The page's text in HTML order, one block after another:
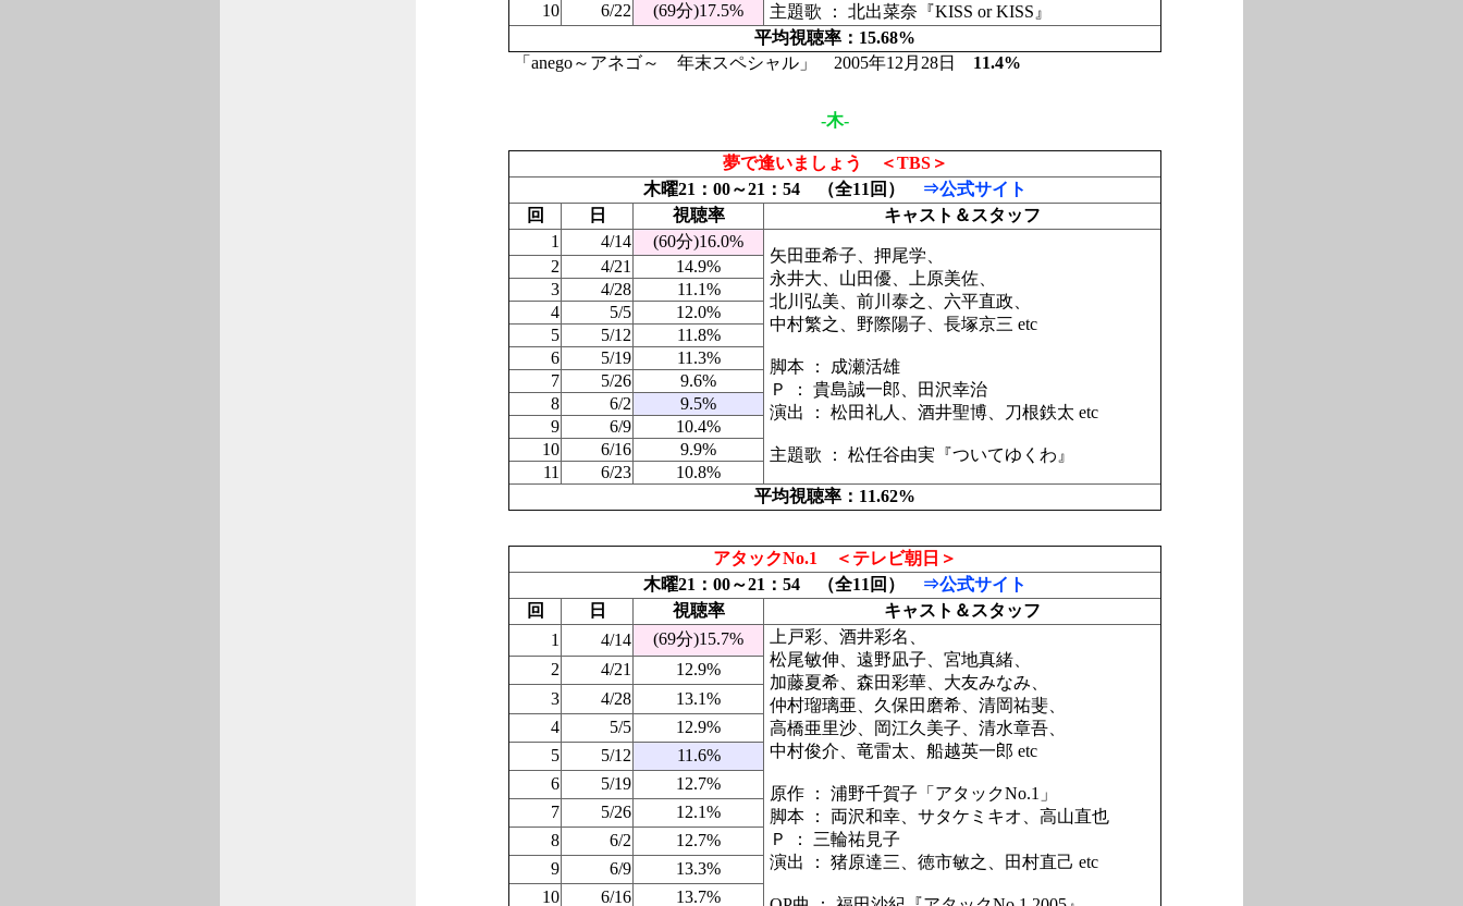
主題歌 ： 北出菜奈『KISS or KISS』
10
6/22
(69分)17.5%
平均視聴率：15.68%
「anego～アネゴ～ 年末スペシャル」 2005年12月28日 11.4%
-木-
夢で逢いましょう ＜TBS＞
木曜21：00～21：54 （全11回）
⇒公式サイト
回
日 視聴率
キャスト＆スタッフ
1
4/14 (60分)16.0%
矢田亜希子、押尾学、
永井大、山田優、上原美佐、
北川弘美、前川泰之、六平直政、
中村繁之、野際陽子、長塚京三 etc
脚本 ： 成瀬活雄
Ｐ ： 貴島誠一郎、田沢幸治
演出 ： 松田礼人、酒井聖博、刀根鉄太 etc
主題歌 ： 松任谷由実『ついてゆくわ』
2 4/21
14.9%
3
4/28
11.1%
4
5/5
12.0%
5
5/12
11.8%
6
5/19
11.3%
7
5/26
9.6%
8
6/2
9.5%
9
6/9
10.4%
10
6/16
9.9%
11
6/23
10.8%
平均視聴率：11.62%
アタックNo.1 ＜テレビ朝日＞
木曜21：00～21：54 （全11回）
⇒公式サイト
回
日 視聴率
キャスト＆スタッフ
1
4/14 (69分)15.7%
上戸彩、酒井彩名、
松尾敏伸、遠野凪子、宮地真緒、
加藤夏希、森田彩華、大友みなみ、
仲村瑠璃亜、久保田磨希、清岡祐斐、
高橋亜里沙、岡江久美子、清水章吾、
中村俊介、竜雷太、船越英一郎 etc
原作 ： 浦野千賀子「アタックNo.1」
脚本 ： 両沢和幸、サタケミキオ、高山直也
Ｐ ： 三輪祐見子
演出 ： 猪原達三、徳市敏之、田村直己 etc
2 4/21
12.9%
3
4/28
13.1%
4
5/5
12.9%
5
5/12
11.6%
6
5/19
12.7%
7
5/26
12.1%
8
6/2
12.7%
9
6/9
13.3%
10
6/16 13.7%